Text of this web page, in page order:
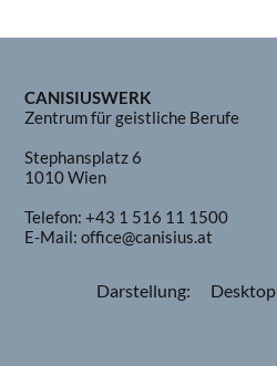
CANISIUSWERK
Zentrum für geistliche Berufe
Stephansplatz 6
1010 Wien
Telefon:+43 1 516 11 1500
E-Mail:office@canisius.at
Darstellung: Desktop